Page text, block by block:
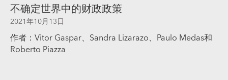
不确定世界中的财政政策
2021年10月13日
作者：Vitor Gaspar、Sandra Lizarazo、Paulo Medas和
Roberto Piazza